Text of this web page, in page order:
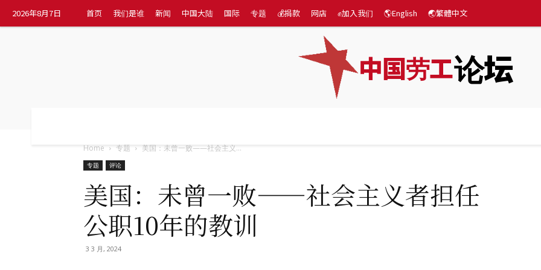
2026年8月7日 首页 我们是谁 新闻 中国大陆 国际 专题 💰捐款 网店 ✊加入我们 🌎English 🌏繁體中文
中国劳工论坛
Home 专题 美国：未曾一败——社会主义...
专题 评论
美国：未曾一败——社会主义者担任
公职10年的教训
3 3 月, 2024